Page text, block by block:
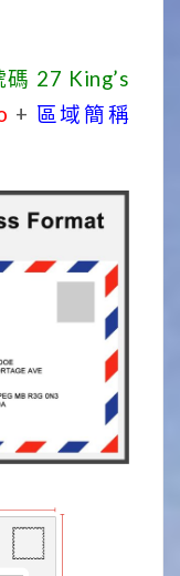
27 King’s
+ 區域簡稱